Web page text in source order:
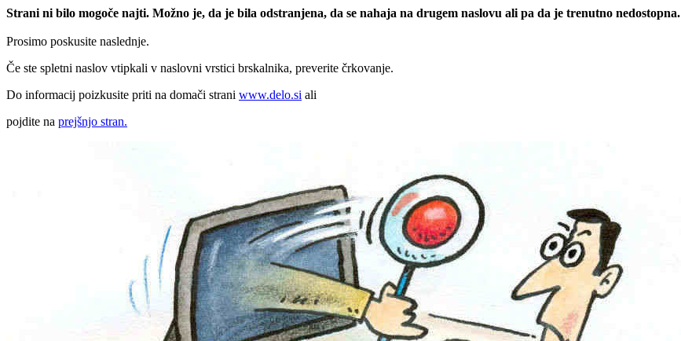
Strani ni bilo mogoče najti. Možno je, da je bila odstranjena, da se nahaja na drugem naslovu ali pa da je trenutno nedostopna.
Prosimo poskusite naslednje.
Če ste spletni naslov vtipkali v naslovni vrstici brskalnika, preverite črkovanje.
Do informacij poizkusite priti na domači strani www.delo.si ali
pojdite na prejšnjo stran.